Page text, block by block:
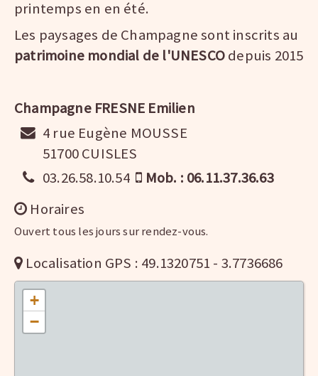
printemps en en été.
Les paysages de Champagne sont inscrits au
patrimoine mondial de l'UNESCOdepuis 2015
Champagne FRESNE Emilien
4 rue Eugène MOUSSE
51700 CUISLES
03.26.58.10.54
Mob. : 06.11.37.36.63
Horaires
Ouvert tous les jours sur rendez-vous.
Localisation GPS : 49.1320751 - 3.7736686
+
−